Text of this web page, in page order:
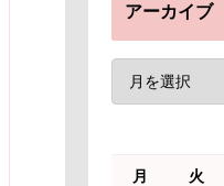
アーカイブ
月 火